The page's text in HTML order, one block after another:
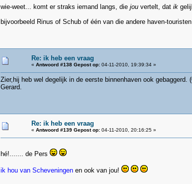
wie-weet... komt er straks iemand langs, die jou vertelt, dat ik
bijvoorbeeld Rinus of Schub of één van die andere haven-touristen
Re: ik heb een vraag
« Antwoord #138 Gepost op:04-11-2010, 19:39:34 »
Zier,hij heb wel degelijk in de eerste binnenhaven ook gebaggerd.
Gerard.
Re: ik heb een vraag
« Antwoord #139 Gepost op:04-11-2010, 20:16:25 »
hé!....... de Pers
ik hou van Scheveningenen ook van jou!